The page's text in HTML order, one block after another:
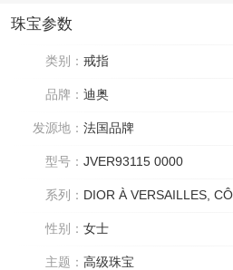
珠宝参数
类别： 戒指
品牌： 迪奥
发源地： 法国品牌
型号： JVER93115 0000
系列： DIOR À VERSAILLES,
性别： 女士
主题： 高级珠宝